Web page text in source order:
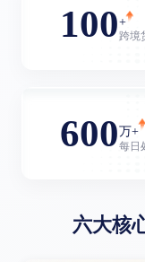
100+
跨境
600万+
每日
六大核